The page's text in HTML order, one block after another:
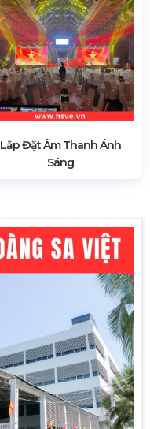
Lắp Đặt Âm Thanh Ánh
Sáng